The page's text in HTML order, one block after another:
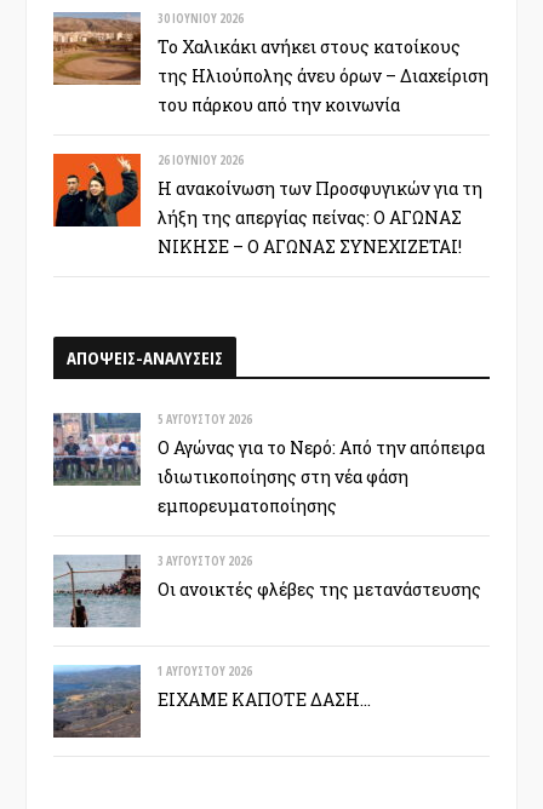
30 ΙΟΥΝΊΟΥ 2026
Το Χαλικάκι ανήκει στους κατοίκους
της Ηλιούπολης άνευ όρων – Διαχείριση
του πάρκου από την κοινωνία
26 ΙΟΥΝΊΟΥ 2026
Η ανακοίνωση των Προσφυγικών για τη
λήξη της απεργίας πείνας: Ο ΑΓΩΝΑΣ
ΝΙΚΗΣΕ – Ο ΑΓΩΝΑΣ ΣΥΝΕΧΙΖΕΤΑΙ!
ΑΠΟΨΕΙΣ-ΑΝΑΛΥΣΕΙΣ
5 ΑΥΓΟΎΣΤΟΥ 2026
Ο Αγώνας για το Νερό: Από την απόπειρα
ιδιωτικοποίησης στη νέα φάση
εμπορευματοποίησης
3 ΑΥΓΟΎΣΤΟΥ 2026
Οι ανοικτές φλέβες της μετανάστευσης
1 ΑΥΓΟΎΣΤΟΥ 2026
ΕΙΧΑΜΕ ΚΑΠΟΤΕ ΔΑΣΗ…